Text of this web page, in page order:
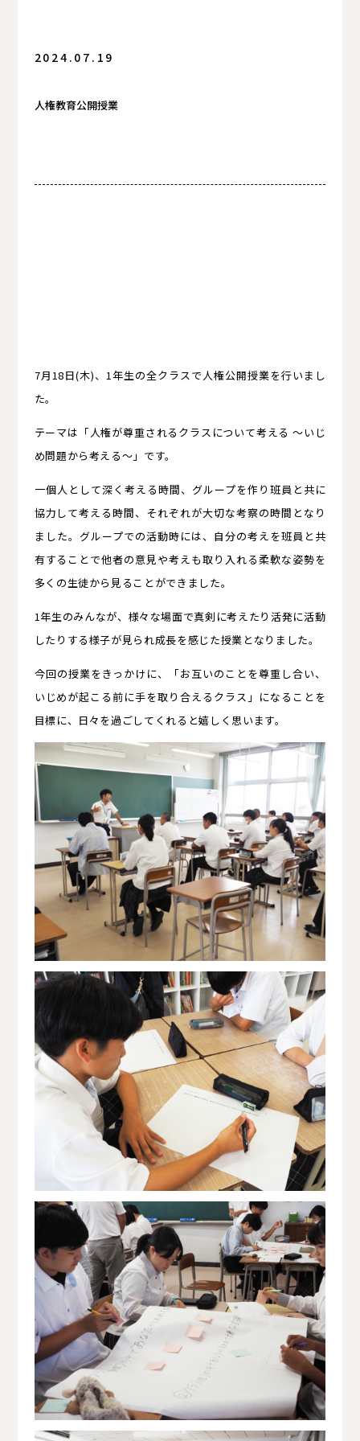
2024.07.19
人権教育公開授業
7月18日(木)、1年生の全クラスで人権公開授業を行いまし
た。
テーマは「人権が尊重されるクラスについて考える ～いじ
め問題から考える～」です。
一個人として深く考える時間、グループを作り班員と共に
協力して考える時間、それぞれが大切な考察の時間となり
ました。グループでの活動時には、自分の考えを班員と共
有することで他者の意見や考えも取り入れる柔軟な姿勢を
多くの生徒から見ることができました。
1年生のみんなが、様々な場面で真剣に考えたり活発に活動
したりする様子が見られ成長を感じた授業となりました。
今回の授業をきっかけに、「お互いのことを尊重し合い、
いじめが起こる前に手を取り合えるクラス」になることを
目標に、日々を過ごしてくれると嬉しく思います。